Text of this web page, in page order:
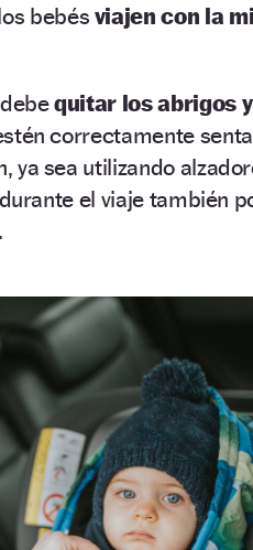
bebésviajen con la
debequitar los abrigos
correctamente
ya sea utilizando
el viaje también